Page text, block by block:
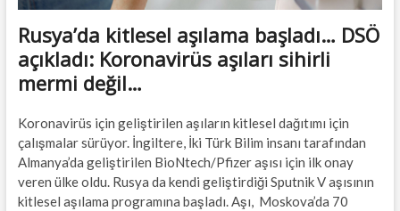
Rusya’da kitlesel aşılama başladı… DSÖ
açıkladı: Koronavirüs aşıları sihirli
mermi değil…
Koronavirüs için geliştirilen aşıların kitlesel dağıtımı için
çalışmalar sürüyor. İngiltere, İki Türk Bilim insanı tarafından
Almanya’da geliştirilen BioNtech/Pfizer aşısı için ilk onay
veren ülke oldu. Rusya da kendi geliştirdiği Sputnik V aşısının
kitlesel aşılama programına başladı. Aşı, Moskova’da 70